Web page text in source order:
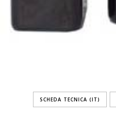
SCHEDA TECNICA (IT)